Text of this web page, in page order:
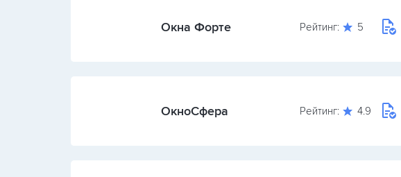
Окна Форте Рейтинг: 5
ОкноСфера Рейтинг: 4.9